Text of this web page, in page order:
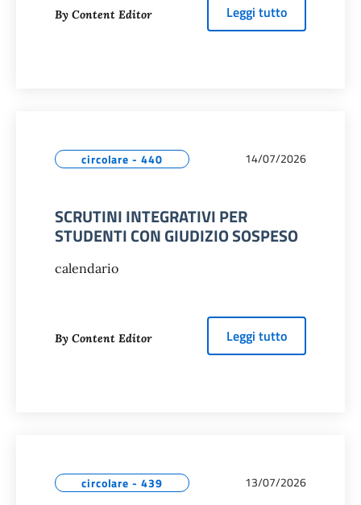
By Content Editor Leggi tuttoabout
circolare - 440 14/07/2026
SCRUTINI INTEGRATIVI PER
STUDENTI CON GIUDIZIO SOSPESO
calendario
By Content Editor Leggi tuttoabout
circolare - 439 13/07/2026